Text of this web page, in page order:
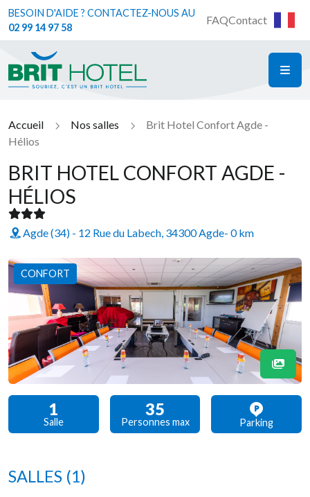
BESOIN D'AIDE ? CONTACTEZ-NOUS AU
02 99 14 97 58
FAQContact
Brit Hotel
Accueil Nos salles
Brit Hotel Confort Agde -
Hélios
BRIT HOTEL CONFORT AGDE -
HÉLIOS
Agde (34) - 12 Rue du Labech, 34300 Agde- 0 km
CONFORT
1
Salle
35
Personnes max Parking
SALLES (1)